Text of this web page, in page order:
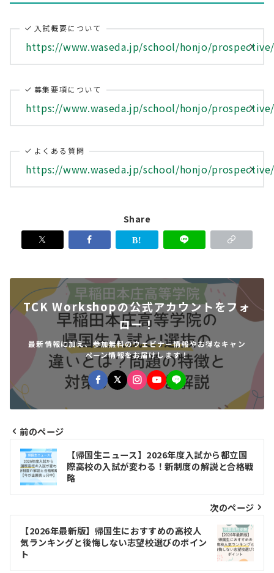
入試概要について
https://www.waseda.jp/school/honjo/
募集要項について
https://www.waseda.jp/school/honjo/
よくある質問
https://www.waseda.jp/school/honjo/
Share
TCK Workshopの公式アカウントをフォ
ロー！
最新情報に加え、参加無料のウェビナー情報やお得なキャン
ペーン情報をお届けします！
投
稿
ナ
ビ
ー
前のページ
【帰国生ニュース】2026年度入試から都立国
際高校の入試が変わる！新制度の解説と合格戦
略
次のページ
【2026年最新版】帰国生におすすめの高校人
気ランキングと後悔しない志望校選びのポイン
ト